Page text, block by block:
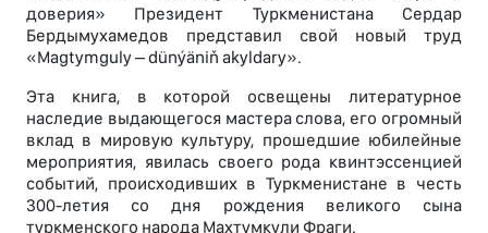
доверия» Президент Туркменистана Сердар
Бердымухамедов представил свой новый труд
«Magtymguly – dünýäniň akyldary».
Эта книга, в которой освещены литературное
наследие выдающегося мастера слова, его огромный
вклад в мировую культуру, прошедшие юбилейные
мероприятия, явилась своего рода квинтэссенцией
событий, происходивших в Туркменистане в честь
300-летия со дня рождения великого сына
туркменского народа Махтумкули Фраги.